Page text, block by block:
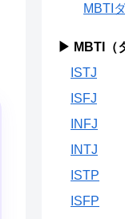
MBTI
▶ MBTI（
ISTJ
ISFJ
INFJ
INTJ
ISTP
ISFP